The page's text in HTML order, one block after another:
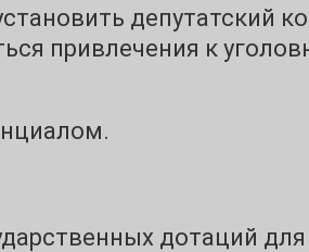
депутатский
привлечения к
дотаций для